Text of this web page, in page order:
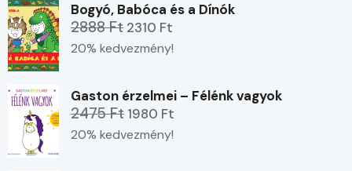
Bogyó, Babóca és a Dínók
2888 Ft 2310 Ft
20% kedvezmény!
Gaston érzelmei – Félénk vagyok
2475 Ft 1980 Ft
20% kedvezmény!